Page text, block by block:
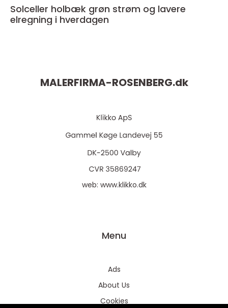
Solceller holbæk grøn strøm og lavere
elregning i hverdagen
MALERFIRMA-ROSENBERG.dk
web: www.klikko.dk
Menu
Ads
About Us
Cookies